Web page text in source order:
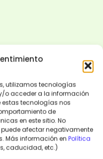
utilizamos tecnologías
o acceder a la información
estas tecnologías nos
de
en este sitio. No
puede afectar negativamente
Más información en Política
caducidad, etc.)